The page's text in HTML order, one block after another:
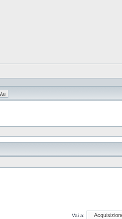
Vai a: